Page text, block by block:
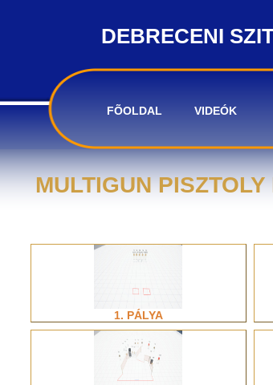
DEBRECENI
FÕOLDAL VIDEÓK
MULTIGUN
1. PÁLYA